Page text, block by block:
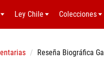
Ley Chile Colecciones
Reseña Biográfica